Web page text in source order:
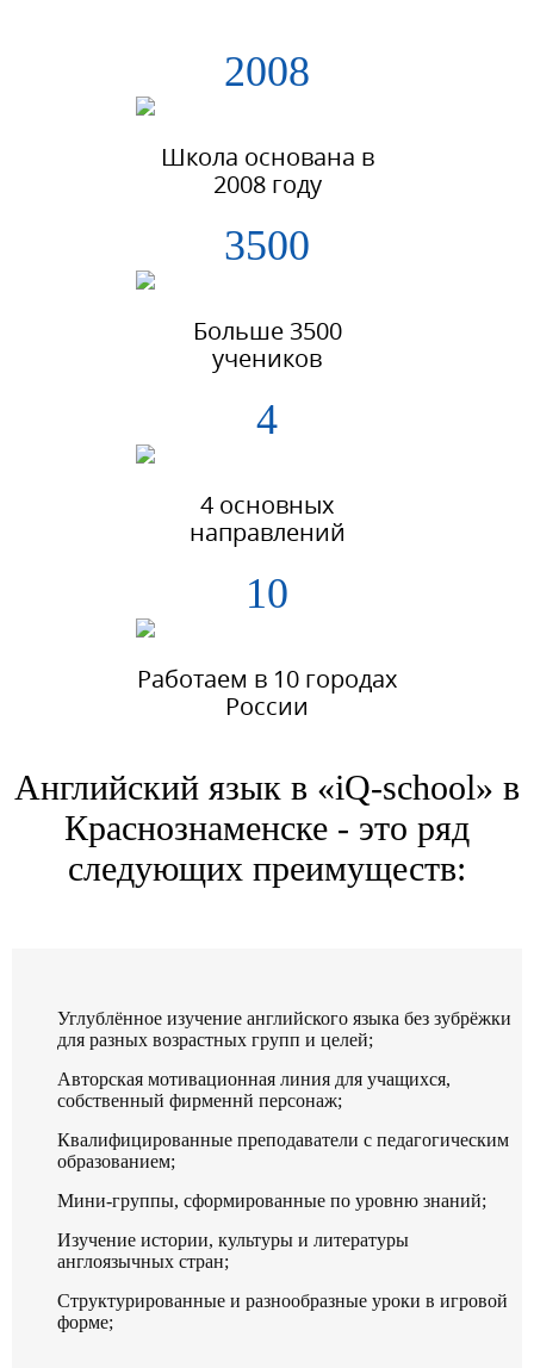
2008
Школа основана в
2008 году
3500
Больше 3500
учеников
4
4 основных
направлений
10
Работаем в 10 городах
России
Английский язык в «iQ-school» в
Краснознаменске - это ряд
следующих преимуществ:
Углублённое изучение английского языка без зубрёжки
для разных возрастных групп и целей;
Авторская мотивационная линия для учащихся,
собственный фирменнй персонаж;
Квалифицированные преподаватели с педагогическим
образованием;
Мини-группы, сформированные по уровню знаний;
Изучение истории, культуры и литературы
англоязычных стран;
Структурированные и разнообразные уроки в игровой
форме;